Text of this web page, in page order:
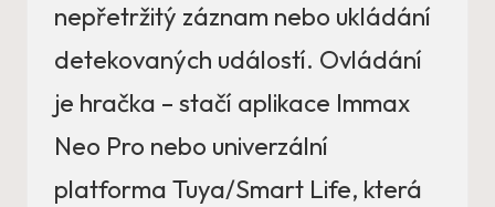
nepřetržitý záznam nebo ukládání
detekovaných událostí. Ovládání
je hračka – stačí aplikace Immax
Neo Pro nebo univerzální
platforma Tuya/Smart Life, která